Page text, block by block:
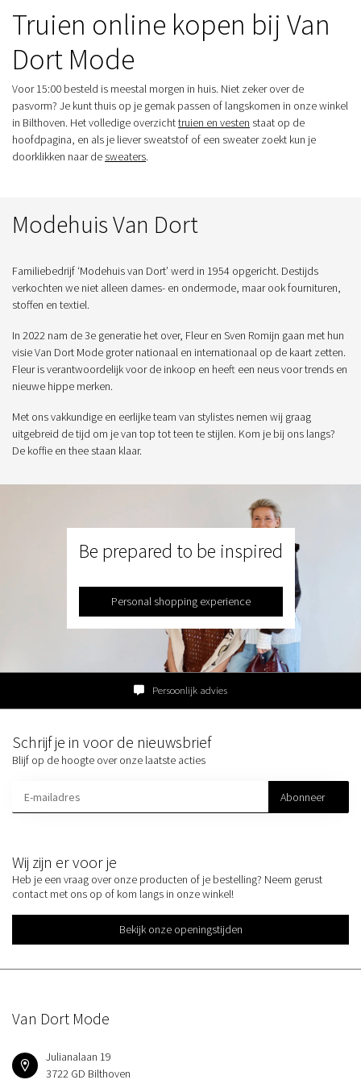
Truien online kopen bij Van
Dort Mode
Voor 15:00 besteld is meestal morgen in huis. Niet zeker over de
pasvorm? Je kunt thuis op je gemak passen of langskomen in onze winkel
in Bilthoven. Het volledige overzichttruien en vesten staat op de
hoofdpagina, en als je liever sweatstof of een sweater zoekt kun je
doorklikken naar de sweaters.
Modehuis Van Dort
Familiebedrijf ‘Modehuis van Dort’ werd in 1954 opgericht. Destijds
verkochten we niet alleen dames- en ondermode, maar ook fournituren,
stoffen en textiel.
In 2022 nam de 3e generatie het over, Fleur en Sven Romijn gaan met hun
visie Van Dort Mode groter nationaal en internationaal op de kaart zetten.
Fleur is verantwoordelijk voor de inkoop en heeft een neus voor trends en
nieuwe hippe merken.
Met ons vakkundige en eerlijke team van stylistes nemen wij graag
uitgebreid de tijd om je van top tot teen te stijlen. Kom je bij ons langs?
De koffie en thee staan klaar.
Be prepared to be inspired
Personal shopping experience
Persoonlijk advies
Wij zijn er voor je
Heb je een vraag over onze producten of je bestelling? Neem gerust
contact met ons op of kom langs in onze winkel!
Bekijk onze openingstijden
Schrijf je in voor de nieuwsbrief
Blijf op de hoogte over onze laatste acties
Abonneer
Van Dort Mode
Julianalaan 19
3722 GD Bilthoven